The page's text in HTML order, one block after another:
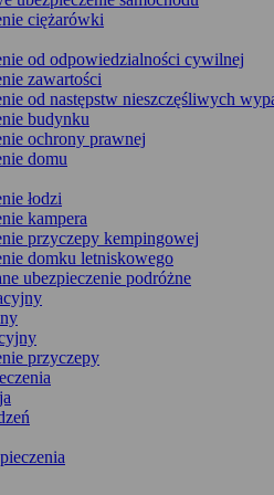
ciężarówki
od odpowiedzialności cywilnej
zawartości
od następstw nieszczęśliwych
budynku
ochrony prawnej
domu
łodzi
kampera
przyczepy kempingowej
domku letniskowego
ubezpieczenie podróżne
przyczepy